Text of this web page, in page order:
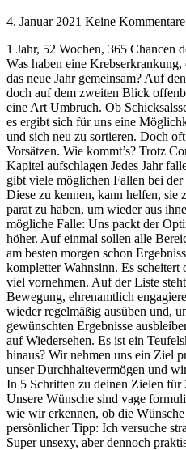
4. Januar 2021 Keine Kommentare
1 Jahr, 52 Wochen, 365 Chancen
Was haben eine
das neue Jahr gemeinsam? Auf
doch auf dem zweiten Blick
eine Art Umbruch. Ob
es ergibt sich für uns eine
und sich neu zu sortieren. Doch
Vorsätzen. Wie kommt’s? Trotz
Kapitel aufschlagen Jedes Jahr
gibt viele möglichen Fallen bei
Diese zu kennen, kann helfen, sie
parat zu haben, um wieder aus
mögliche Falle: Uns packt der
höher. Auf einmal sollen alle
am besten morgen schon
kompletter Wahnsinn. Es scheitert
viel vornehmen. Auf der Liste
Bewegung, ehrenamtlich
wieder regelmäßig ausüben und,
gewünschten Ergebnisse
auf Wiedersehen. Es ist ein
hinaus? Wir nehmen uns ein Ziel
unser Durchhaltevermögen und
In 5 Schritten zu deinen Zielen
Unsere Wünsche sind vage
wie wir erkennen, ob die
persönlicher Tipp: Ich versuche
Super unsexy, aber dennoch